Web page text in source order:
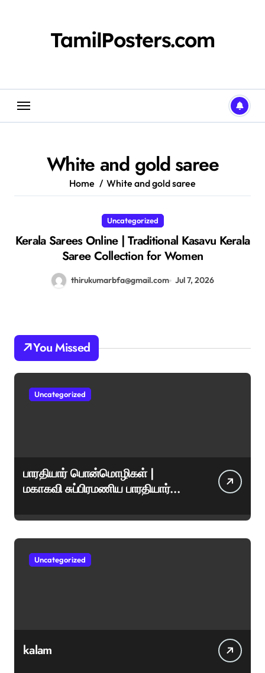
TamilPosters.com
White and gold saree
Home White and gold saree
Uncategorized
Kerala Sarees Online | Traditional Kasavu Kerala
Saree Collection for Women
thirukumarbfa@gmail.com Jul 7, 2026
You Missed
Uncategorized
பாரதியார் பொன்மொழிகள் |
மகாகவி சுப்பிரமணிய பாரதியார்
ஊக்கமளிக்கும் வாசகங்கள்
Uncategorized
kalam